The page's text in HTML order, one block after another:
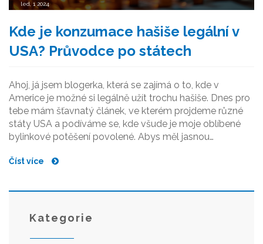
led, 1 2024
Kde je konzumace hašiše legální v
USA? Průvodce po státech
Ahoj, já jsem blogerka, která se zajímá o to, kde v
Americe je možné si legálně užít trochu hašiše. Dnes pro
tebe mám šťavnatý článek, ve kterém projdeme různé
státy USA a podíváme se, kde všude je moje oblíbené
bylinkové potěšení povolené. Abys měl jasnou
takže si dej pozor, ať neskončíš na špatné straně zákona.
bez obav vyrazit za touto zelenou relaxací. Tak se
legálně dopřát a kde ještě raději počkat.
Číst více
Kategorie